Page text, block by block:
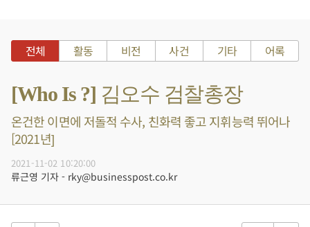
전체 활동 비전 사건 기타 어록
[Who Is ?] 김오수 검찰총장
온건한 이면에 저돌적 수사, 친화력 좋고 지휘능력 뛰어나
[2021년]
2021-11-02 10:20:00
류근영 기자 - rky@businesspost.co.kr